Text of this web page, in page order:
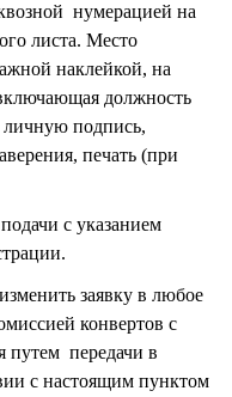
нумерацией на
листа. Место
наклейкой, на
должность
личную подпись,
печать (при
с указанием
заявку в любое
конвертов с
путем передачи в
с настоящим пунктом